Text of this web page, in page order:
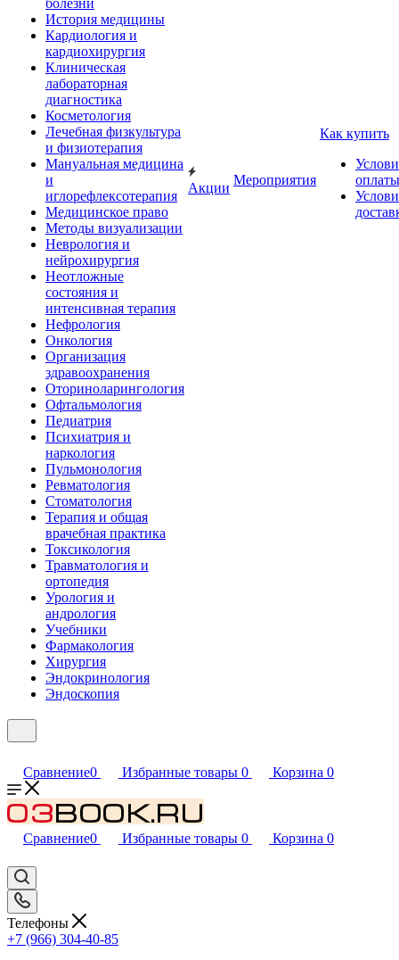
болезни
История медицины
Кардиология и
кардиохирургия
Клиническая
лабораторная
диагностика
Косметология
Лечебная физкультура
и физиотерапия
Мануальная медицина
и
иглорефлексотерапия
Медицинское право
Методы визуализации
Неврология и
нейрохирургия
Неотложные
состояния и
интенсивная терапия
Нефрология
Онкология
Организация
здравоохранения
Оториноларингология
Офтальмология
Педиатрия
Психиатрия и
наркология
Пульмонология
Ревматология
Стоматология
Терапия и общая
врачебная практика
Токсикология
Травматология и
ортопедия
Урология и
андрология
Учебники
Фармакология
Хирургия
Эндокринология
Эндоскопия
Акции
Мероприятия
Как купить
оплаты
Сравнение0 Избранные товары 0 Корзина 0
Сравнение0 Избранные товары 0 Корзина 0
Телефоны
+7 (966) 304-40-85